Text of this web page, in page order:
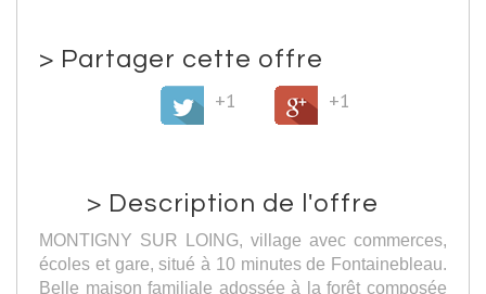
> Partager cette offre
+1
+1
> Description de l'offre
MONTIGNY SUR LOING, village avec commerces,
écoles et gare, situé à 10 minutes de Fontainebleau.
Belle maison familiale adossée à la forêt composée